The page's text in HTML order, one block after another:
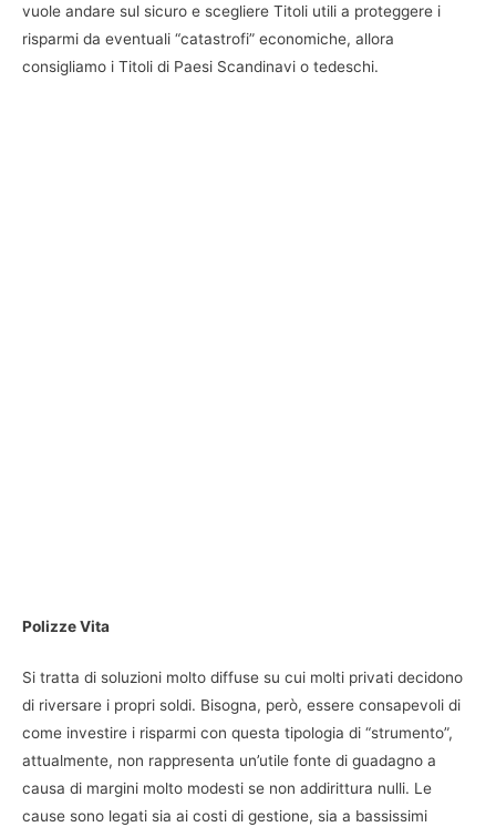
vuole andare sul sicuro e scegliere Titoli utili a proteggere i
risparmi da eventuali “catastrofi” economiche, allora
consigliamo i Titoli di Paesi Scandinavi o tedeschi.
Polizze Vita
Si tratta di soluzioni molto diffuse su cui molti privati decidono
di riversare i propri soldi. Bisogna, però, essere consapevoli di
come investire i risparmi con questa tipologia di “strumento”,
attualmente, non rappresenta un’utile fonte di guadagno a
causa di margini molto modesti se non addirittura nulli. Le
cause sono legati sia ai costi di gestione, sia a bassissimi